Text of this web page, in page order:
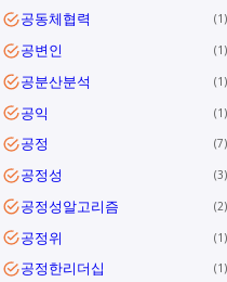
공동체협력 1
공변인 1
공분산분석 1
공익 1
공정 7
공정성 3
공정성알고리즘 2
공정위 1
공정한리더십 1